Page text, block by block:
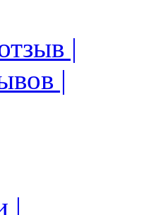
|
|
|